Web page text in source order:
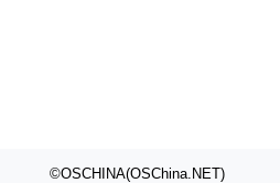
©OSCHINA(OSChina.NET)